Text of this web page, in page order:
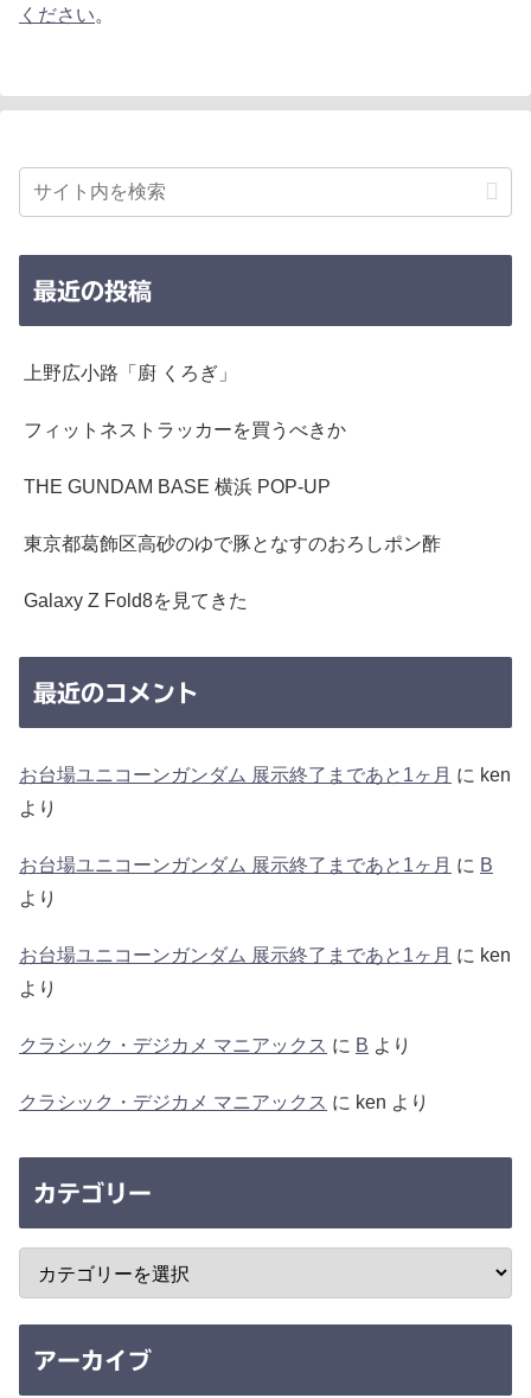
ください。
最近の投稿
上野広小路「廚 くろぎ」
フィットネストラッカーを買うべきか
THE GUNDAM BASE 横浜 POP-UP
東京都葛飾区高砂のゆで豚となすのおろしポン酢
Galaxy Z Fold8を見てきた
最近のコメント
お台場ユニコーンガンダム 展示終了まであと1ヶ月 に ken
より
お台場ユニコーンガンダム 展示終了まであと1ヶ月 に B
より
お台場ユニコーンガンダム 展示終了まであと1ヶ月 に ken
より
クラシック・デジカメ マニアックス に B より
クラシック・デジカメ マニアックス に ken より
カテゴリー
アーカイブ